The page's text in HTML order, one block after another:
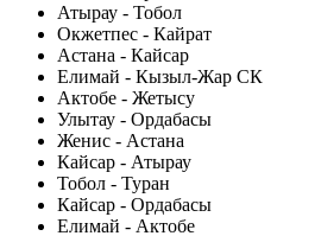
Атырау - Тобол
Окжетпес - Кайрат
Астана - Кайсар
Елимай - Кызыл-Жар СК
Актобе - Жетысу
Улытау - Ордабасы
Женис - Астана
Кайсар - Атырау
Тобол - Туран
Кайсар - Ордабасы
Елимай - Актобе